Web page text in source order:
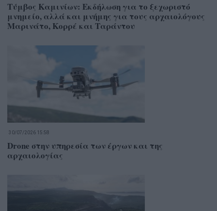
Τύμβος Καμινίων: Εκδήλωση για το ξεχωριστό
μνημείο, αλλά και μνήμης για τους αρχαιολόγους
Μαρινάτο, Κορρέ και Ταράντου
30/07/2026 15:58
Drone στην υπηρεσία των έργων και της
αρχαιολογίας